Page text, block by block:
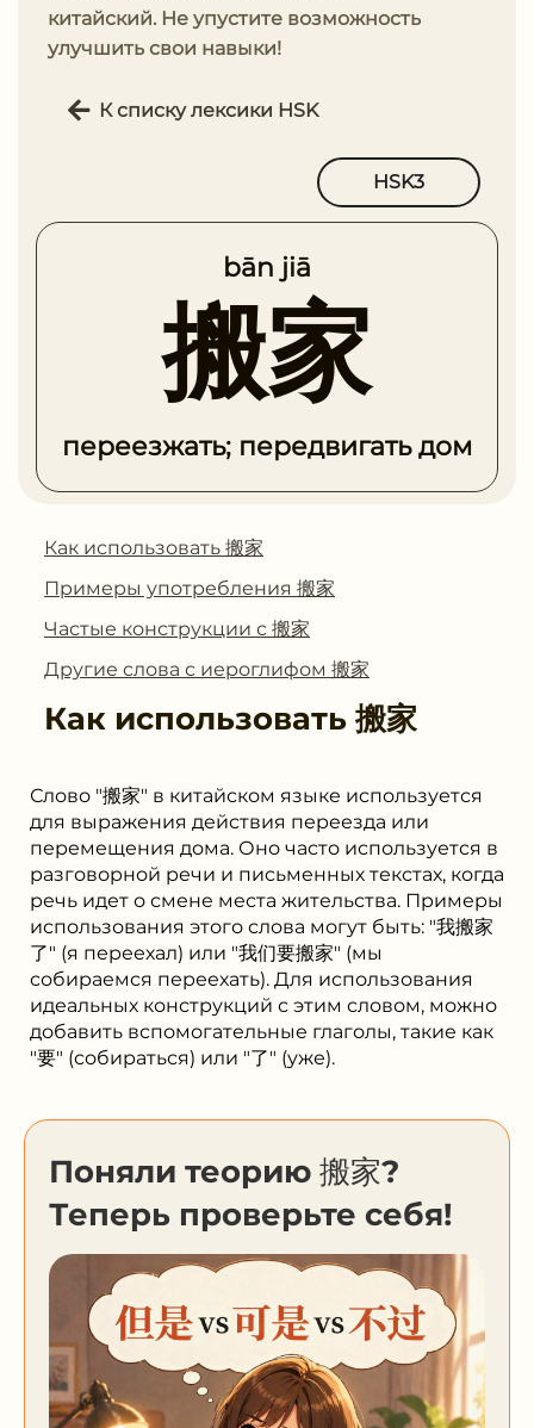
китайский. Не упустите возможность
улучшить свои навыки!
К списку лексики HSK
HSK3
bān jiā
搬家
переезжать; передвигать дом
Как использовать 搬家
Примеры употребления 搬家
Частые конструкции с 搬家
Другие слова с иероглифом 搬家
Как использовать 搬家
Слово "搬家" в китайском языке используется
для выражения действия переезда или
перемещения дома. Оно часто используется в
разговорной речи и письменных текстах, когда
речь идет о смене места жительства. Примеры
использования этого слова могут быть: "我搬家
了" (я переехал) или "我们要搬家" (мы
собираемся переехать). Для использования
идеальных конструкций с этим словом, можно
добавить вспомогательные глаголы, такие как
"要" (собираться) или "了" (уже).
Поняли теорию 搬家?
Теперь проверьте себя!